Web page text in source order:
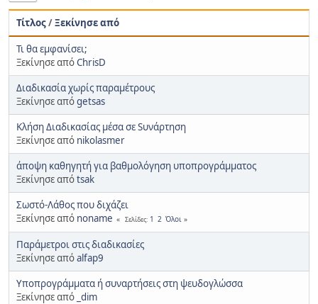
Τίτλος/Ξεκίνησε από
Τι θα εμφανίσει;
Ξεκίνησε απόChrisD
Διαδικασία χωρίς παραμέτρους
Ξεκίνησε απόgetsas
Κλήση Διαδικασίας μέσα σε Sυνάρτηση
Ξεκίνησε από nikolasmer
άποψη καθηγητή για βαθμολόγηση υποπρογράμματος
Ξεκίνησε απόtsak
Σωστό-Λάθος που διχάζει
Ξεκίνησε από noname Σελίδες 1 2 Όλοι
Παράμετροι στις διαδικασίες
Ξεκίνησε απόalfap9
Υποπρογράμματα ή συναρτήσεις στη ψευδογλώσσα
Ξεκίνησε από _dim